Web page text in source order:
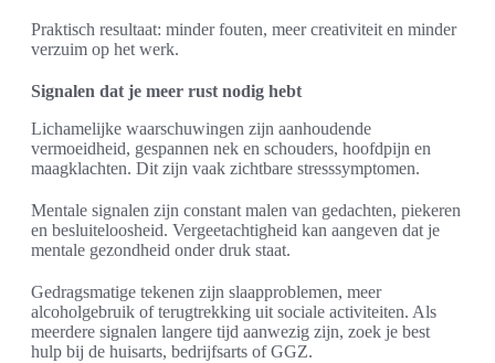
Praktisch resultaat: minder fouten, meer creativiteit en minder
verzuim op het werk.
Signalen dat je meer rust nodig hebt
Lichamelijke waarschuwingen zijn aanhoudende
vermoeidheid, gespannen nek en schouders, hoofdpijn en
maagklachten. Dit zijn vaak zichtbare stresssymptomen.
Mentale signalen zijn constant malen van gedachten, piekeren
en besluiteloosheid. Vergeetachtigheid kan aangeven dat je
mentale gezondheid onder druk staat.
Gedragsmatige tekenen zijn slaapproblemen, meer
alcoholgebruik of terugtrekking uit sociale activiteiten. Als
meerdere signalen langere tijd aanwezig zijn, zoek je best
hulp bij de huisarts, bedrijfsarts of GGZ.